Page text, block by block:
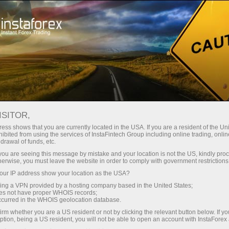
Pour les investisseurs
Système PAMM
Ouvrir un compte PAMM chez InstaForex
Ouvrir un compte
PAMM chez InstaForex
Traders, vos investisseurs sont déjà à la
recherche pour vous dans la surveillance
Les investisseurs, des centaines et des
shows that you are currently located in the USA. If you are a resident of the
from using the services of InstaFintech Group including online trading,
of funds, etc.
are seeing this message by mistake and your location is not the US, kindly
you must leave the website in order to comply with government
IP address show your location as the USA?
a VPN provided by a hosting company based in the United States;
not have proper WHOIS records;
in the WHOIS geolocation database.
whether you are a US resident or not by clicking the relevant button below. If
being a US resident, you will not be able to open an account with InstaForex